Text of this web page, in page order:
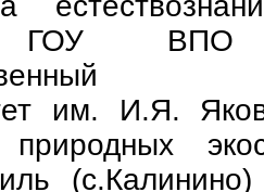
ГОУ ВПО
им. И.Я.
природных